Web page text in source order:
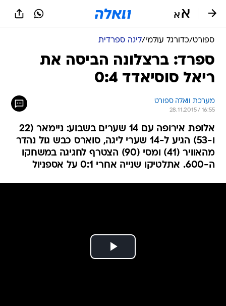
ספורט/כדורגל עולמי/ליגה ספרדית
ספרד: ברצלונה הביסה את
ריאל סוסיאדד 0:4
מערכת וואלה ספורט
28.11.2015 / 16:55
אלופת אירופה עם 14 שערים בשבוע: ניימאר (22
ו-53) הגיע ל-14 שערי ליגה, סוארס כבש גול נהדר
מהאוויר (41) ומסי (90) הצטרף לחגיגה במשחקו
ה-600. אתלטיקו שנייה אחרי 0:1 על אספניול